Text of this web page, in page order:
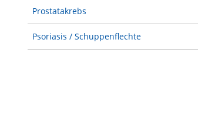
Prostatakrebs
Psoriasis / Schuppenflechte